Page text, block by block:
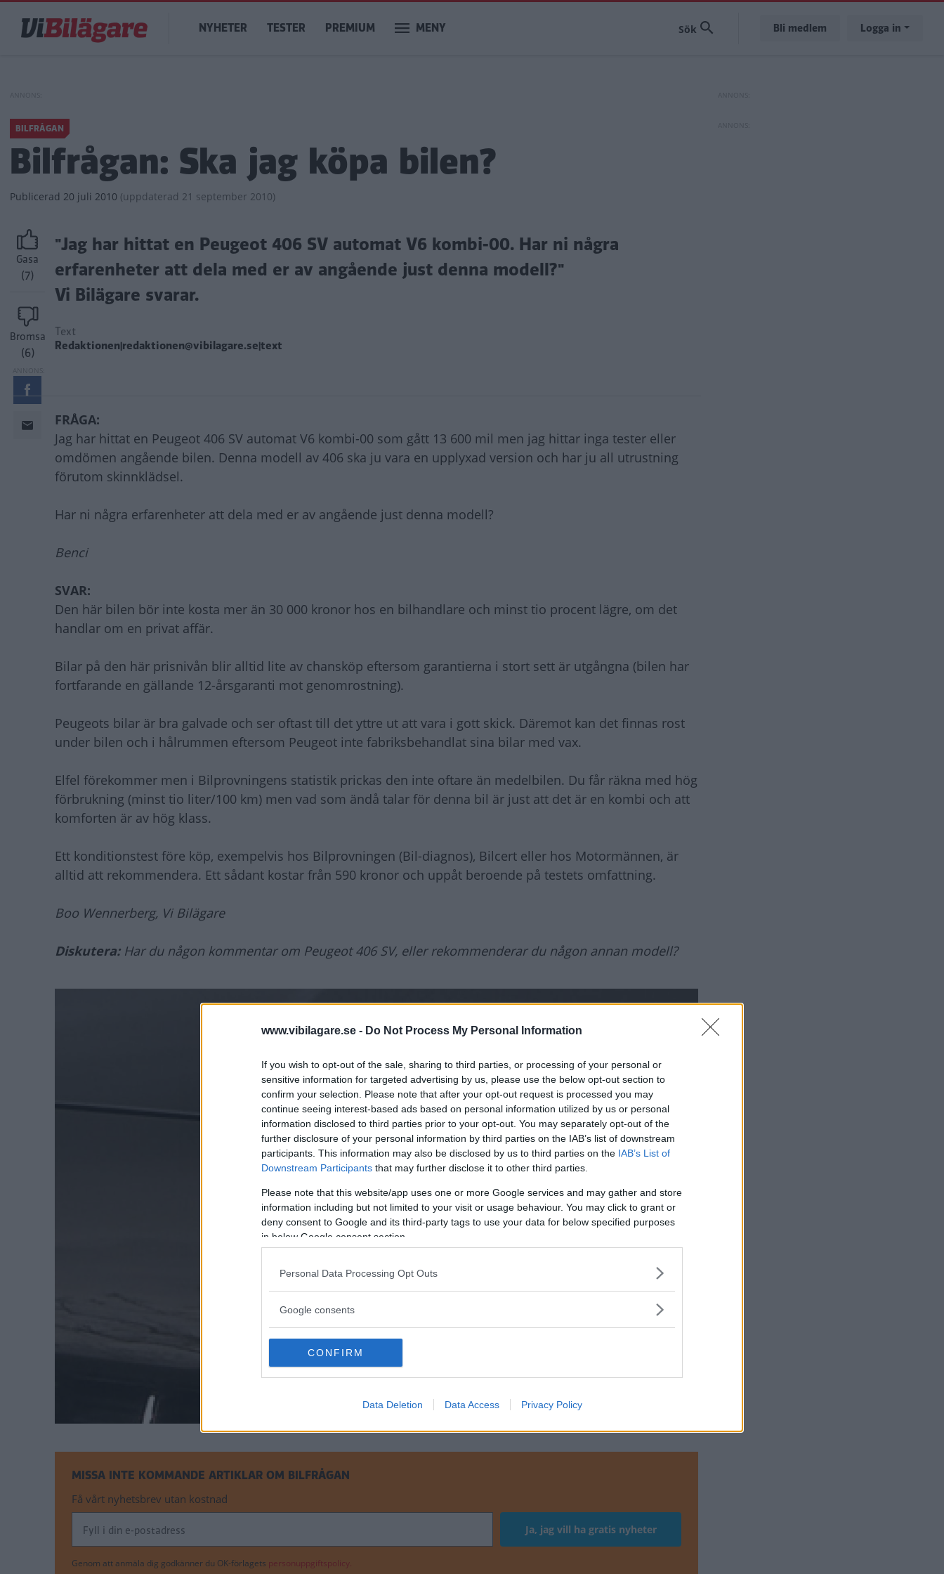
www.vibilagare.se - Do Not Process My Personal Information
If you wish to opt-out of the sale, sharing to third parties, or processing of your personal or
sensitive information for targeted advertising by us, please use the below opt-out section to
confirm your selection. Please note that after your opt-out request is processed you may
continue seeing interest-based ads based on personal information utilized by us or personal
information disclosed to third parties prior to your opt-out. You may separately opt-out of the
further disclosure of your personal information by third parties on the IAB’s list of downstream
participants. This information may also be disclosed by us to third parties on the IAB’s List of
Downstream Participants that may further disclose it to other third parties.
Please note that this website/app uses one or more Google services and may gather and store
information including but not limited to your visit or usage behaviour. You may click to grant or
deny consent to Google and its third-party tags to use your data for below specified purposes
in below Google consent section.
Personal Data Processing Opt Outs
Google consents
CONFIRM
Data Deletion Data Access Privacy Policy
huvudinnehåll
Main
navigation
NYHETER TESTER PREMIUM MENY Bli medlem Logga in
BILFRÅGAN
Bilfrågan: Ska jag köpa bilen?
Publicerad 20 juli 2010 (uppdaterad 21 september 2010)
Gasa
(7)
Bromsa
(6)
"Jag har hittat en Peugeot 406 SV automat V6 kombi-00. Har ni några
erfarenheter att dela med er av angående just denna modell?"
Vi Bilägare svarar.
Text
Redaktionen|redaktionen@vibilagare.se|text
FRÅGA:
Jag har hittat en Peugeot 406 SV automat V6 kombi-00 som gått 13 600 mil men jag hittar inga tester eller
omdömen angående bilen. Denna modell av 406 ska ju vara en upplyxad version och har ju all utrustning
förutom skinnklädsel.
Har ni några erfarenheter att dela med er av angående just denna modell?
Benci
SVAR:
Den här bilen bör inte kosta mer än 30 000 kronor hos en bilhandlare och minst tio procent lägre, om det
handlar om en privat affär.
Bilar på den här prisnivån blir alltid lite av chansköp eftersom garantierna i stort sett är utgångna (bilen har
fortfarande en gällande 12-årsgaranti mot genomrostning).
Peugeots bilar är bra galvade och ser oftast till det yttre ut att vara i gott skick. Däremot kan det finnas rost
under bilen och i hålrummen eftersom Peugeot inte fabriksbehandlat sina bilar med vax.
Elfel förekommer men i Bilprovningens statistik prickas den inte oftare än medelbilen. Du får räkna med hög
förbrukning (minst tio liter/100 km) men vad som ändå talar för denna bil är just att det är en kombi och att
komforten är av hög klass.
Ett konditionstest före köp, exempelvis hos Bilprovningen (Bil-diagnos), Bilcert eller hos Motormännen, är
alltid att rekommendera. Ett sådant kostar från 590 kronor och uppåt beroende på testets omfattning.
Boo Wennerberg, Vi Bilägare
Diskutera: Har du någon kommentar om Peugeot 406 SV, eller rekommenderar du någon annan modell?
MISSA INTE KOMMANDE ARTIKLAR OM BILFRÅGAN
Få vårt nyhetsbrev utan kostnad
Genom att anmäla dig godkänner du OK-förlagets personuppgiftspolicy.